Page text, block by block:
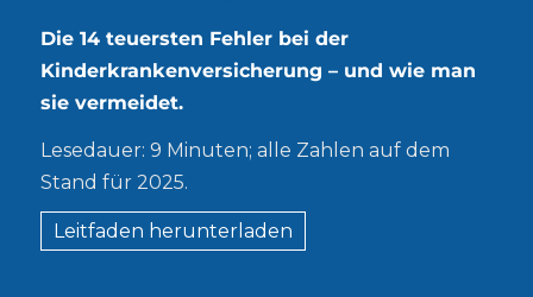
Die 14 teuersten Fehler bei der
Kinderkrankenversicherung – und wie man
sie vermeidet.
Lesedauer: 9 Minuten; alle Zahlen auf dem
Stand für 2025.
Leitfaden herunterladen